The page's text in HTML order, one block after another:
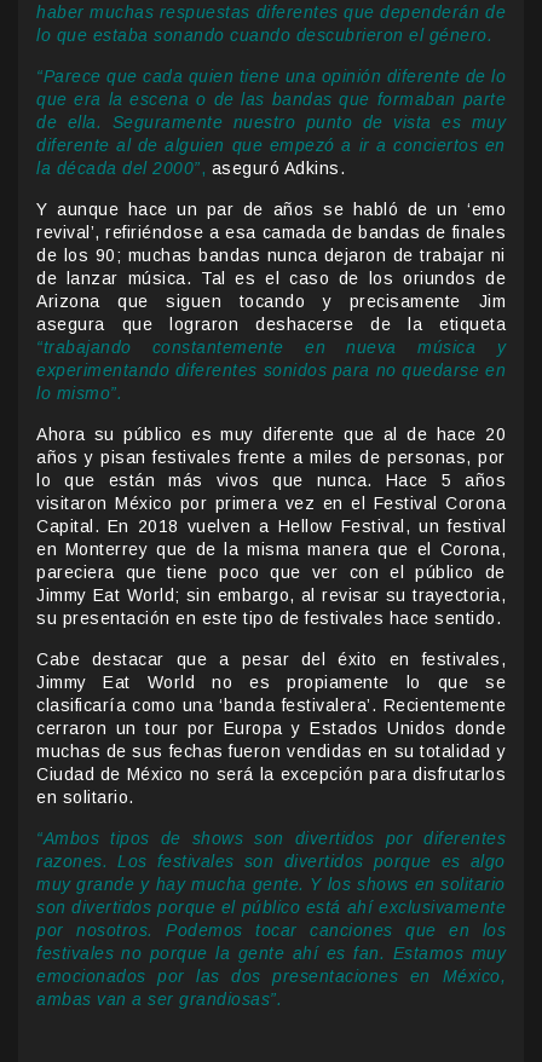
haber muchas respuestas diferentes que dependerán de
lo que estaba sonando cuando descubrieron el género.
“Parece que cada quien tiene una opinión diferente de lo
que era la escena o de las bandas que formaban parte
de ella. Seguramente nuestro punto de vista es muy
diferente al de alguien que empezó a ir a conciertos en
la década del 2000”, aseguró Adkins.
Y aunque hace un par de años se habló de un ‘emo
revival’, refiriéndose a esa camada de bandas de finales
de los 90; muchas bandas nunca dejaron de trabajar ni
de lanzar música. Tal es el caso de los oriundos de
Arizona que siguen tocando y precisamente Jim
asegura que lograron deshacerse de la etiqueta
“trabajando constantemente en nueva música y
experimentando diferentes sonidos para no quedarse en
lo mismo”.
Ahora su público es muy diferente que al de hace 20
años y pisan festivales frente a miles de personas, por
lo que están más vivos que nunca. Hace 5 años
visitaron México por primera vez en el Festival Corona
Capital. En 2018 vuelven a Hellow Festival, un festival
en Monterrey que de la misma manera que el Corona,
pareciera que tiene poco que ver con el público de
Jimmy Eat World; sin embargo, al revisar su trayectoria,
su presentación en este tipo de festivales hace sentido.
Cabe destacar que a pesar del éxito en festivales,
Jimmy Eat World no es propiamente lo que se
clasificaría como una ‘banda festivalera’. Recientemente
cerraron un tour por Europa y Estados Unidos donde
muchas de sus fechas fueron vendidas en su totalidad y
Ciudad de México no será la excepción para disfrutarlos
en solitario.
“Ambos tipos de shows son divertidos por diferentes
razones. Los festivales son divertidos porque es algo
muy grande y hay mucha gente. Y los shows en solitario
son divertidos porque el público está ahí exclusivamente
por nosotros. Podemos tocar canciones que en los
festivales no porque la gente ahí es fan. Estamos muy
emocionados por las dos presentaciones en México,
ambas van a ser grandiosas”.